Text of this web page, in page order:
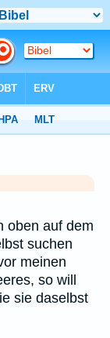
oben auf dem
suchen
meinen
so will
sie daselbst